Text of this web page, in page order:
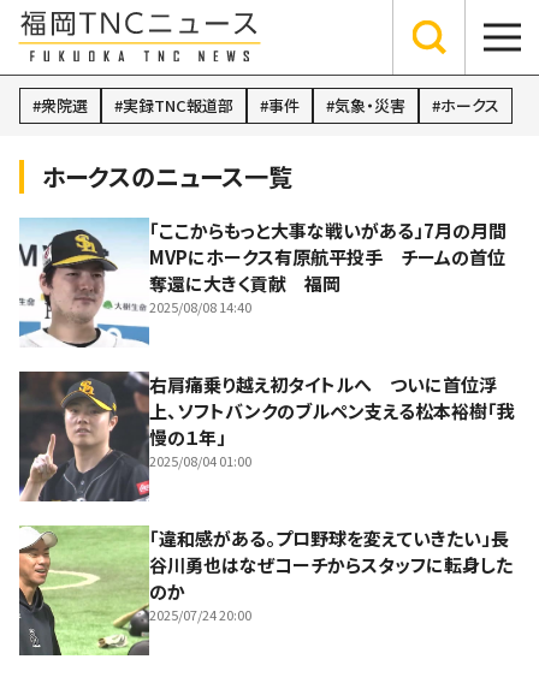
衆院選 実録TNC報道部 事件 気象・災害 ホークス
ホークスのニュース一覧
「ここからもっと大事な戦いがある」7月の月間
MVPにホークス有原航平投手 チームの首位
奪還に大きく貢献 福岡
2025/08/08 14:40
右肩痛乗り越え初タイトルへ ついに首位浮
上、ソフトバンクのブルペン支える松本裕樹「我
慢の１年」
2025/08/04 01:00
「違和感がある。プロ野球を変えていきたい」長
谷川勇也はなぜコーチからスタッフに転身した
のか
2025/07/24 20:00